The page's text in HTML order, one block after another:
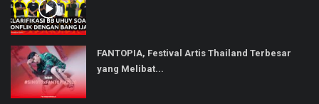
FANTOPIA, Festival Artis Thailand Terbesar
yang Melibat...